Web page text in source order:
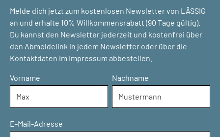
Melde dich jetzt zum kostenlosen Newsletter von LÄSSIG
an und erhalte 10% Willkommensrabatt (90 Tage gültig).
Du kannst den Newsletter jederzeit und kostenfrei über
den Abmeldelink in jedem Newsletter oder über die
Kontaktdaten im Impressum abbestellen.
Vorname Nachname
E-Mail-Adresse